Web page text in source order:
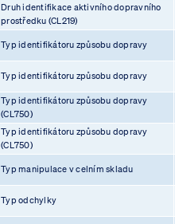
Druh identifikace aktivního dopravního
prostředku (CL219)
Typ identifikátoru způsobu dopravy
Typ identifikátoru způsobu dopravy
Typ identifikátoru způsobu dopravy
(CL750)
Typ identifikátoru způsobu dopravy
(CL750)
Typ manipulace v celním skladu
Typ odchylky